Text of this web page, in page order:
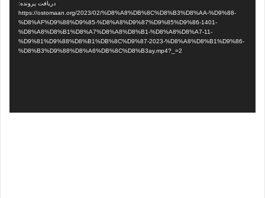
دریافت پرونده:
https://ostomaan.org/2023/02/%D8%A8%DB%8C%D8%B3%D8%AA-%D9%88-
%D8%AF%D9%88%D9%85-%D8%A8%D9%87%D9%85%D9%86-1401-
%D8%A8%D8%B1%D8%A7%D8%A8%D8%B1-%D8%A8%D8%A7-11-
%D9%81%D9%88%D8%B1%DB%8C%D9%87-2023-%D8%A8%D8%B1%D9%86-
%D8%B3%D9%88%D8%A6%DB%8C%D8%B3ay.mp4?_=2